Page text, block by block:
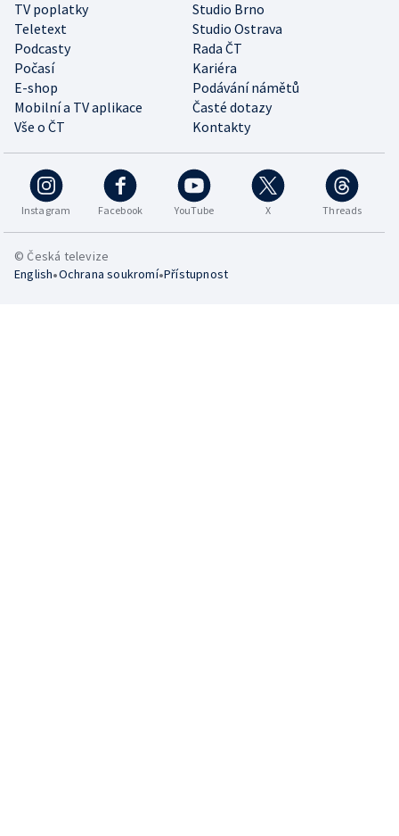
TV poplatky
Studio Brno
Teletext
Studio Ostrava
Podcasty
Rada ČT
Počasí
Kariéra
E-shop
Podávání námětů
Mobilní a TV aplikace
Časté dotazy
Vše o ČT
Kontakty
Instagram Facebook YouTube X Threads
© Česká televize
English•Ochrana soukromí•Přístupnost